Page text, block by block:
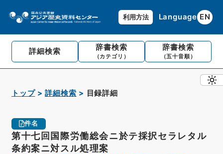
利用方法 Language EN
詳細検索 辞書検索
（カテゴリ）
辞書検索
（五十音順）
トップ 詳細検索 目録詳細
件名
第十七回国際労働総会ニ於テ採択セラレタル
条約案ニ対スル処理案